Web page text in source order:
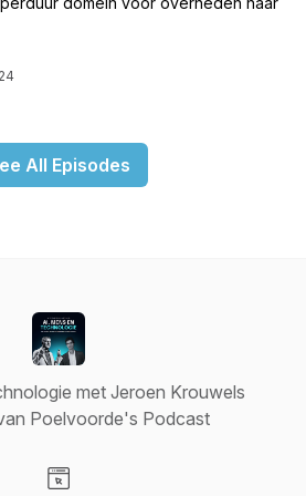
All Episodes
met Jeroen Krouwels
Poelvoorde's Podcast